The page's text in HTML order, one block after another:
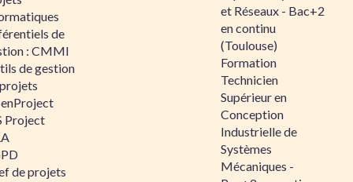
de
: CMMI
de gestion
Project
de projets
et Réseaux - Bac+2
en continu
(Toulouse)
Formation
Technicien
Supérieur en
Conception
Industrielle de
Systèmes
Mécaniques -